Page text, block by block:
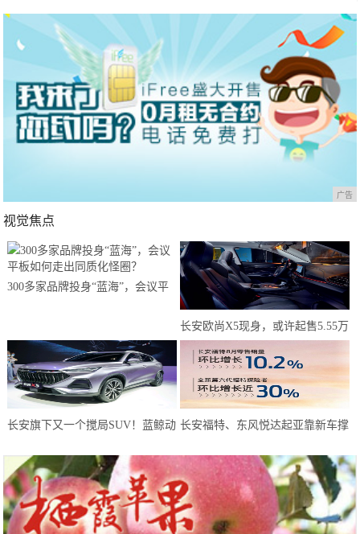
广告
视觉焦点
300多家品牌投身“蓝海”，会议平
长安欧尚X5现身，或许起售5.55万
元？年轻人有了新选择
长安旗下又一个搅局SUV！蓝鲸动 长安福特、东风悦达起亚靠新车撑